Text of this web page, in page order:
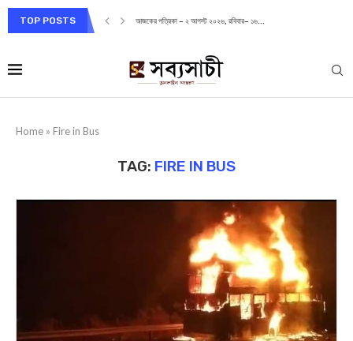
TOP POSTS আজকের পত্রিকা – ২ আগস্ট ২০২৬, রবিবার– ১৬...
Home » Fire in Bus
TAG: FIRE IN BUS